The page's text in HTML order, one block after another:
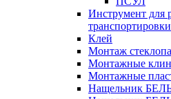
Инструмент для
транспортировки
Клей
Монтаж
Монтажные
Монтажные
Нащельник